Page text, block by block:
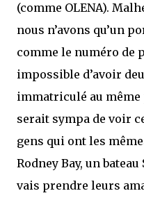
(comme OLENA).
nous n’avons qu’un
comme le numéro de
impossible d’avoir
immatriculé au même
serait sympa de voir
gens qui ont les
Rodney Bay, un
vais prendre leurs